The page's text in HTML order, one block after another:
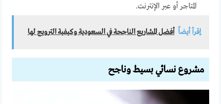
المتاجر أو عبر الإنترنت.
إقرأ أيضاً أفضل المشاريع الناجحة في السعودية وكيفية الترويج لها
مشروع نسائي بسيط وناجح